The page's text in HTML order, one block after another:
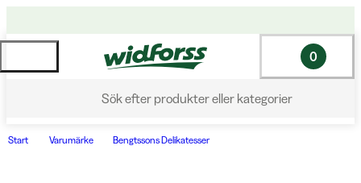
Sök efter produkter eller kategorier
0
Start Varumärke Bengtssons Delikatesser